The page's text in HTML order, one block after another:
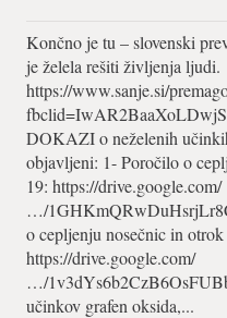
Končno je tu – slovenski
je želela rešiti življenja ljudi.
https://www.sanje.si/
DOKAZI o neželenih
objavljeni: 1- Poročilo o
19: https://drive.google.com/
…/
o cepljenju nosečnic in
https://drive.google.com/
…/
učinkov grafen oksida,...